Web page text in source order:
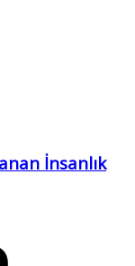
İnsanlık